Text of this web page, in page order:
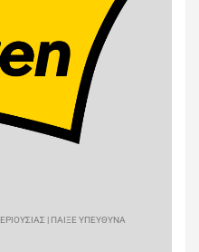
| ΠΑΙΞΕ ΥΠΕΥΘΥΝΑ